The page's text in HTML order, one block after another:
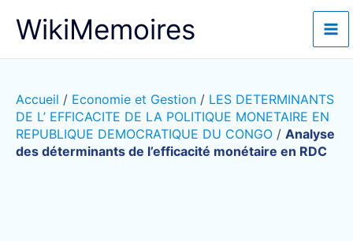
WikiMemoires
Accueil / Economie et Gestion / LES DETERMINANTS
DE L’ EFFICACITE DE LA POLITIQUE MONETAIRE EN
REPUBLIQUE DEMOCRATIQUE DU CONGO / Analyse
des déterminants de l’efficacité monétaire en RDC